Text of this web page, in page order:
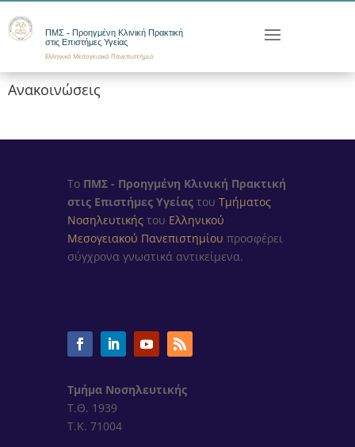
ΠΜΣ - Προηγμένη Κλινική Πρακτική
στις Επιστήμες Υγείας
Ελληνικό Μεσογειακό Πανεπιστήμιο
Ανακοινώσεις
Το ΠΜΣ - Προηγμένη Κλινική Πρακτική
στις Επιστήμες Υγείας του Τμήματος
Νοσηλευτικής του Ελληνικού
Μεσογειακού Πανεπιστημίου προσφέρει
σύγχρονα γνωστικά αντικείμενα.
Τμήμα Νοσηλευτικής
Τ.Θ. 1939
Τ.Κ. 71004